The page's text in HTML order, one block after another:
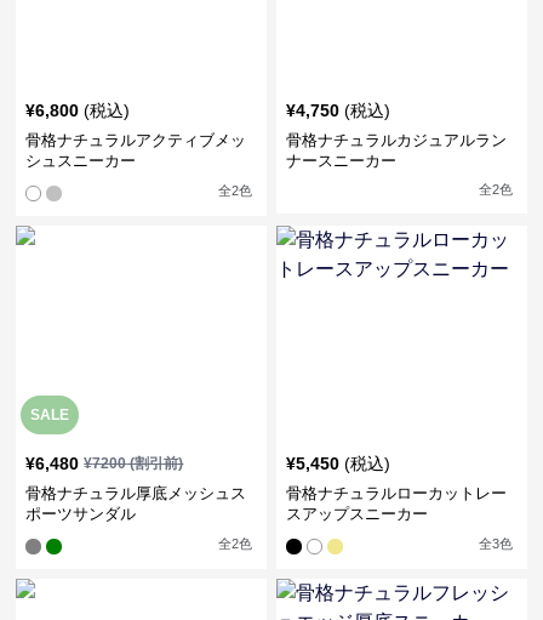
¥6,800 (税込)
骨格ナチュラルアクティブメッ
シュスニーカー
全2色
¥4,750 (税込)
骨格ナチュラルカジュアルラン
ナースニーカー
全2色
SALE
¥6,480 ¥7200(割引前)
骨格ナチュラル厚底メッシュス
ポーツサンダル
全2色
¥5,450 (税込)
骨格ナチュラルローカットレー
スアップスニーカー
全3色